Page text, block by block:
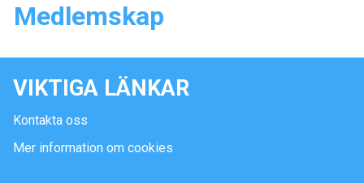
Medlemskap
VIKTIGA LÄNKAR
Kontakta oss
Mer information om cookies